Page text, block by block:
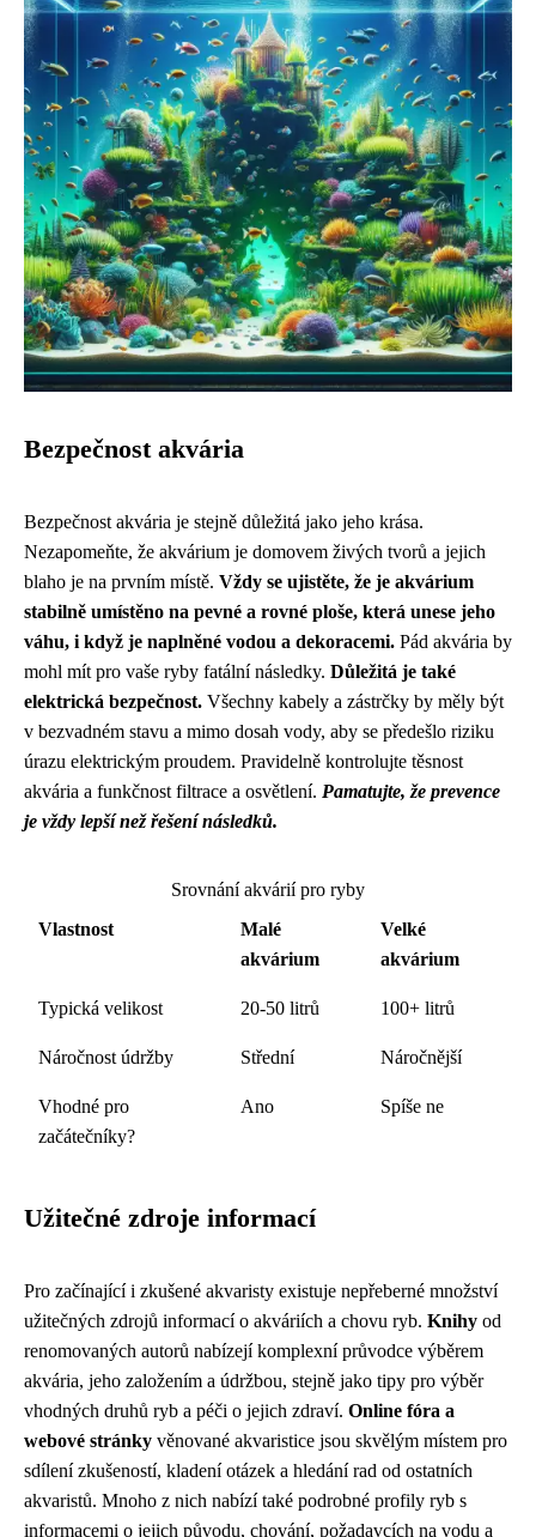
Bezpečnost akvária
Bezpečnost akvária je stejně důležitá jako jeho krása.
Nezapomeňte, že akvárium je domovem živých tvorů a jejich
blaho je na prvním místě. Vždy se ujistěte, že je akvárium
stabilně umístěno na pevné a rovné ploše, která unese jeho
váhu, i když je naplněné vodou a dekoracemi. Pád akvária by
mohl mít pro vaše ryby fatální následky. Důležitá je také
elektrická bezpečnost. Všechny kabely a zástrčky by měly být
v bezvadném stavu a mimo dosah vody, aby se předešlo riziku
úrazu elektrickým proudem. Pravidelně kontrolujte těsnost
akvária a funkčnost filtrace a osvětlení. Pamatujte, že prevence
je vždy lepší než řešení následků.
Srovnání akvárií pro ryby
Vlastnost
Malé
akvárium
Velké
akvárium
Typická velikost 20-50 litrů 100+ litrů
Náročnost údržby Střední Náročnější
Vhodné pro
začátečníky?
Ano Spíše ne
Užitečné zdroje informací
Pro začínající i zkušené akvaristy existuje nepřeberné množství
užitečných zdrojů informací o akváriích a chovu ryb. Knihy od
renomovaných autorů nabízejí komplexní průvodce výběrem
akvária, jeho založením a údržbou, stejně jako tipy pro výběr
vhodných druhů ryb a péči o jejich zdraví. Online fóra a
webové stránky věnované akvaristice jsou skvělým místem pro
sdílení zkušeností, kladení otázek a hledání rad od ostatních
akvaristů. Mnoho z nich nabízí také podrobné profily ryb s
informacemi o jejich původu, chování, požadavcích na vodu a